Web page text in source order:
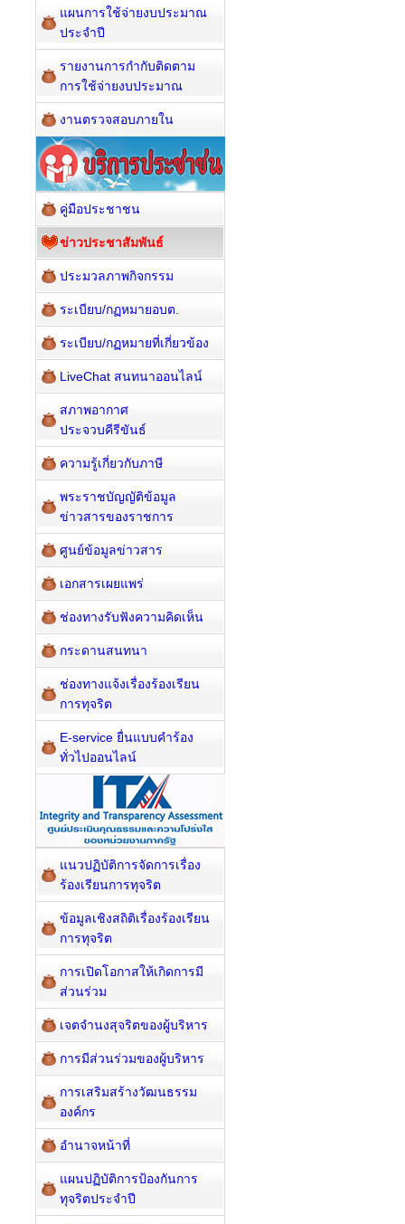
แผนการใช้จ่ายงบประมาณ
ประจำปี
รายงานการกำกับติดตาม
การใช้จ่ายงบประมาณ
งานตรวจสอบภายใน
คู่มือประชาชน
ข่าวประชาสัมพันธ์
ประมวลภาพกิจกรรม
ระเบียบ/กฏหมายอบต.
ระเบียบ/กฏหมายที่เกี่ยวข้อง
LiveChat สนทนาออนไลน์
สภาพอากาศ
ประจวบคีรีขันธ์
ความรู้เกี่ยวกับภาษี
พระราชบัญญัติข้อมูล
ข่าวสารของราชการ
ศูนย์ข้อมูลข่าวสาร
เอกสารเผยแพร่
ช่องทางรับฟังความคิดเห็น
กระดานสนทนา
ช่องทางแจ้งเรื่องร้องเรียน
การทุจริต
E-service ยื่นแบบคำร้อง
ทั่วไปออนไลน์
แนวปฏิบัติการจัดการเรื่อง
ร้องเรียนการทุจริต
ข้อมูลเชิงสถิติเรื่องร้องเรียน
การทุจริต
การเปิดโอกาสให้เกิดการมี
ส่วนร่วม
เจตจำนงสุจริตของผู้บริหาร
การมีส่วนร่วมของผู้บริหาร
การเสริมสร้างวัฒนธรรม
องค์กร
อำนาจหน้าที่
แผนปฏิบัติการป้องกันการ
ทุจริตประจำปี